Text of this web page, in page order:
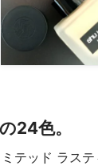
24色。
テッド ラステ